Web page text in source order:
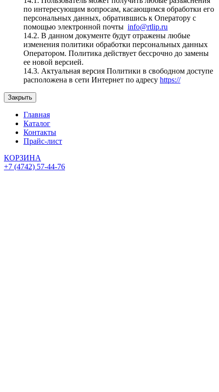
по интересующим вопросам, касающимся обработки его
персональных данных, обратившись к Оператору с
помощью электронной почты info@rtlip.ru
14.2. В данном документе будут отражены любые
изменения политики обработки персональных данных
Оператором. Политика действует бессрочно до замены
ее новой версией.
14.3. Актуальная версия Политики в свободном доступе
расположена в сети Интернет по адресу https://
Закрыть
Главная
Каталог
Контакты
Прайс-лист
КОРЗИНА
+7 (4742) 57-44-76